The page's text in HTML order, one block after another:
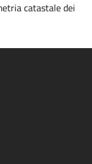
catastale dei